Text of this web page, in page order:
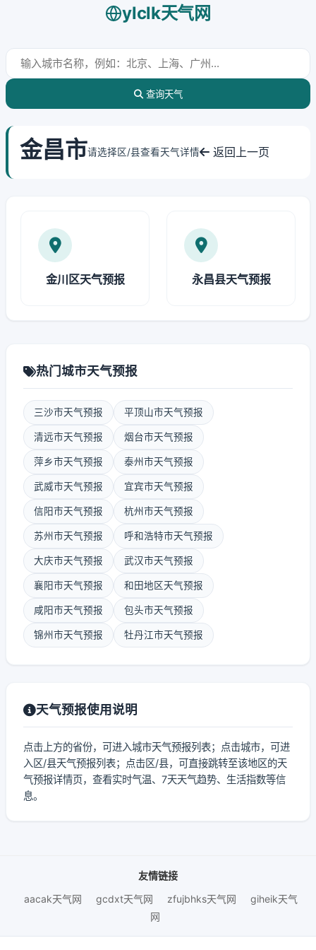
ylclk天气网
查询天气
金昌市请选择区/县查看天气详情 返回上一页
金川区天气预报 永昌县天气预报
热门城市天气预报
三沙市天气预报 平顶山市天气预报
清远市天气预报 烟台市天气预报
萍乡市天气预报 泰州市天气预报
武威市天气预报 宜宾市天气预报
信阳市天气预报 杭州市天气预报
苏州市天气预报 呼和浩特市天气预报
大庆市天气预报 武汉市天气预报
襄阳市天气预报 和田地区天气预报
咸阳市天气预报 包头市天气预报
锦州市天气预报 牡丹江市天气预报
天气预报使用说明
点击上方的省份，可进入城市天气预报列表；点击城市，可进
入区/县天气预报列表；点击区/县，可直接跳转至该地区的天
气预报详情页，查看实时气温、7天天气趋势、生活指数等信
息。
友情链接
aacak天气网
gcdxt天气网 zfujbhks天气网
giheik天气
网